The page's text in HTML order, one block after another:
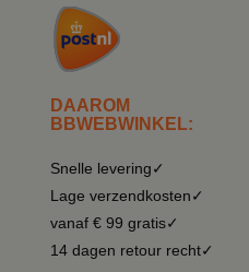
DAAROM
BBWEBWINKEL:
Snelle levering✓
Lage verzendkosten✓
vanaf € 99 gratis✓
14 dagen retour recht✓